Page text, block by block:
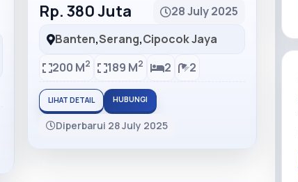
Rp. 380 Juta
28 July 2025
Banten,Serang,Cipocok Jaya
200 M2 189 M2 2 2
LIHAT DETAIL HUBUNGI
Diperbarui 28 July 2025